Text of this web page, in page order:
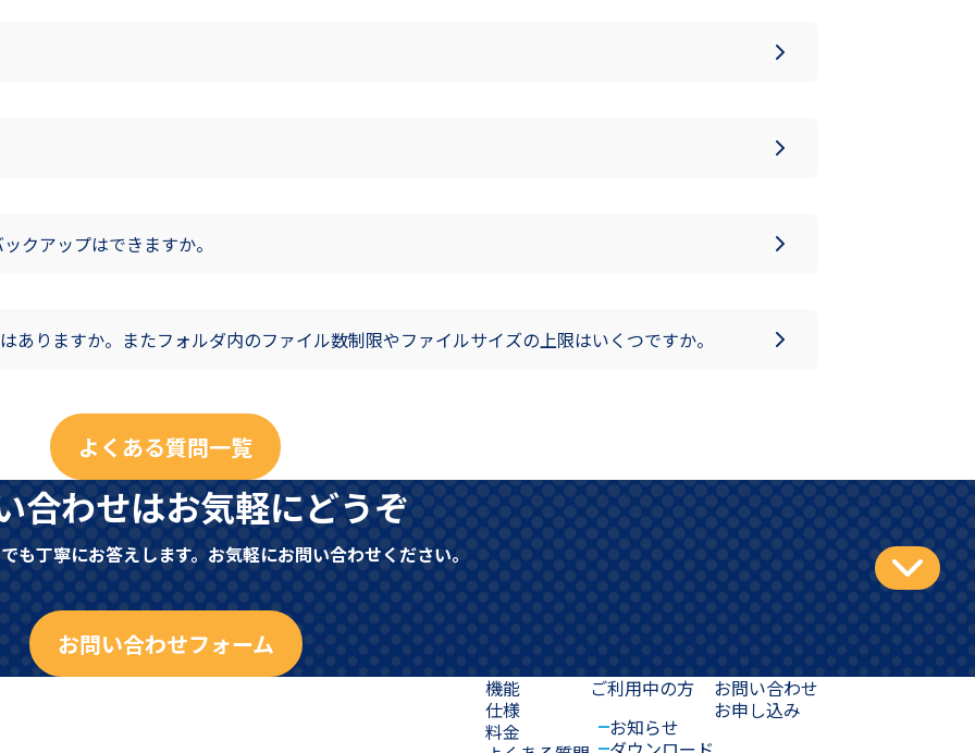
クアップはできますか。
りますか。またフォルダ内のファイル数制限やファイルサイズの上限はいくつですか。
よくある質問一覧
合わせはお気軽にどうぞ
も丁寧にお答えします。お気軽にお問い合わせください。
お問い合わせフォーム
機能
仕様
料金
ご利用中の方
お知らせ
お問い合わせ
お申し込み